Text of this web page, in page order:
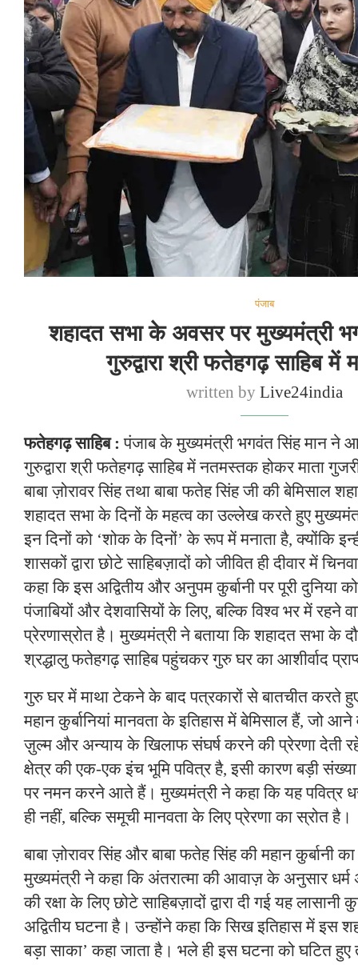
पंजाब
शहादत सभा के अवसर पर मुख्यमंत्री
गुरुद्वारा श्री फतेहगढ़ साहिब में
written byLive24india
फतेहगढ़ साहिब :पंजाब के मुख्यमंत्री भगवंत सिंह मान ने
गुरुद्वारा श्री फतेहगढ़ साहिब में नतमस्तक होकर माता
बाबा ज़ोरावर सिंह तथा बाबा फतेह सिंह जी की बेमिसाल
शहादत सभा के दिनों के महत्व का उल्लेख करते हुए
इन दिनों को ‘शोक के दिनों’ के रूप में मनाता है, क्योंकि
शासकों द्वारा छोटे साहिबज़ादों को जीवित ही दीवार में
कहा कि इस अद्वितीय और अनुपम कुर्बानी पर पूरी दुनिया
पंजाबियों और देशवासियों के लिए, बल्कि विश्व भर में रहने
प्रेरणास्रोत है। मुख्यमंत्री ने बताया कि शहादत सभा के
श्रद्धालु फतेहगढ़ साहिब पहुंचकर गुरु घर का आशीर्वाद
गुरु घर में माथा टेकने के बाद पत्रकारों से बातचीत करते
महान कुर्बानियां मानवता के इतिहास में बेमिसाल हैं, जो आने
ज़ुल्म और अन्याय के खिलाफ संघर्ष करने की प्रेरणा देती
क्षेत्र की एक-एक इंच भूमि पवित्र है, इसी कारण बड़ी
पर नमन करने आते हैं। मुख्यमंत्री ने कहा कि यह पवित्र
ही नहीं, बल्कि समूची मानवता के लिए प्रेरणा का स्रोत है।
बाबा ज़ोरावर सिंह और बाबा फतेह सिंह की महान कुर्बानी
मुख्यमंत्री ने कहा कि अंतरात्मा की आवाज़ के अनुसार
की रक्षा के लिए छोटे साहिबज़ादों द्वारा दी गई यह लासानी
अद्वितीय घटना है। उन्होंने कहा कि सिख इतिहास में इस
बड़ा साका’ कहा जाता है। भले ही इस घटना को घटित हुए